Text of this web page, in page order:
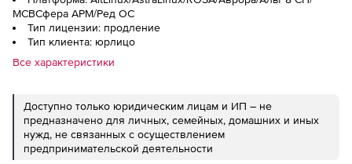
МСВСфера АРМ/Ред ОС
Тип лицензии: продление
Тип клиента: юрлицо
Все характеристики
Доступно только юридическим лицам и ИП – не
предназначено для личных, семейных, домашних и иных
нужд, не связанных с осуществлением
предпринимательской деятельности